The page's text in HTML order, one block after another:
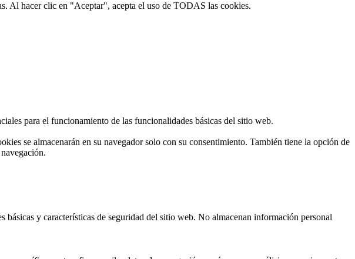
Al hacer clic en "Aceptar", acepta el uso de TODAS las cookies.
para el funcionamiento de las funcionalidades básicas del sitio web.
se almacenarán en su navegador solo con su consentimiento. También tiene la opción de
y características de seguridad del sitio web. No almacenan información personal